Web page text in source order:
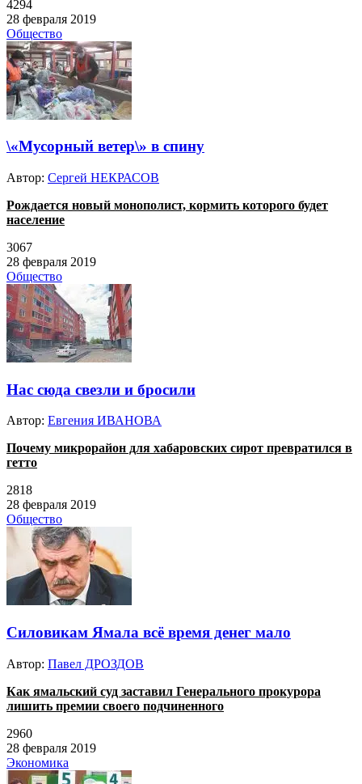
4294
28 февраля 2019
Общество
\«Мусорный ветер\» в спину
Автор: Сергей НЕКРАСОВ
Рождается новый монополист, кормить которого будет
население
3067
28 февраля 2019
Общество
Нас сюда свезли и бросили
Автор: Евгения ИВАНОВА
Почему микрорайон для хабаровских сирот превратился в
гетто
2818
28 февраля 2019
Общество
Силовикам Ямала всё время денег мало
Автор: Павел ДРОЗДОВ
Как ямальский суд заставил Генерального прокурора
лишить премии своего подчиненного
2960
28 февраля 2019
Экономика